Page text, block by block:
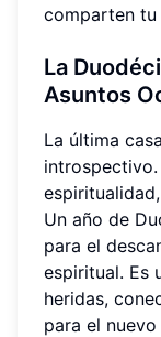
comparten
La
Asuntos
La última
introspectivo.
Un año de
para el
espiritual. Es
heridas,
para el